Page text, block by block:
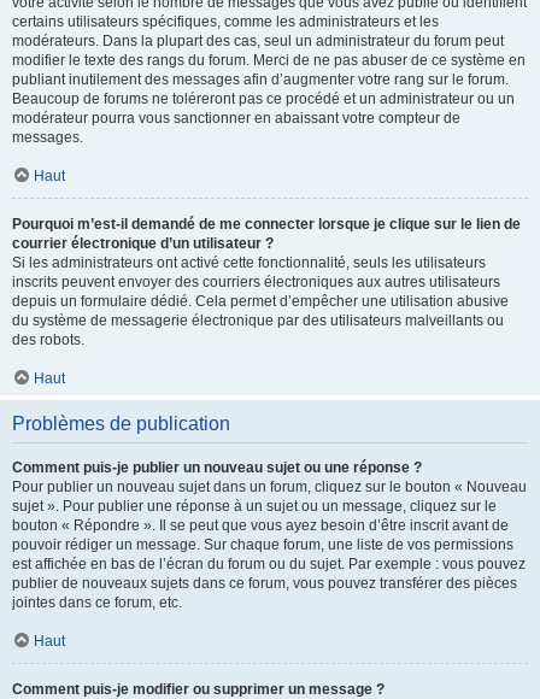
certains utilisateurs spécifiques, comme les administrateurs et les
modérateurs. Dans la plupart des cas, seul un administrateur du forum peut
modifier le texte des rangs du forum. Merci de ne pas abuser de ce système en
publiant inutilement des messages afin d’augmenter votre rang sur le forum.
Beaucoup de forums ne toléreront pas ce procédé et un administrateur ou un
modérateur pourra vous sanctionner en abaissant votre compteur de
messages.
Haut
Pourquoi m’est-il demandé de me connecter lorsque je clique sur le lien de
courrier électronique d’un utilisateur ?
Si les administrateurs ont activé cette fonctionnalité, seuls les utilisateurs
inscrits peuvent envoyer des courriers électroniques aux autres utilisateurs
depuis un formulaire dédié. Cela permet d’empêcher une utilisation abusive
du système de messagerie électronique par des utilisateurs malveillants ou
des robots.
Haut
Problèmes de publication
Comment puis-je publier un nouveau sujet ou une réponse ?
Pour publier un nouveau sujet dans un forum, cliquez sur le bouton « Nouveau
sujet ». Pour publier une réponse à un sujet ou un message, cliquez sur le
bouton « Répondre ». Il se peut que vous ayez besoin d’être inscrit avant de
pouvoir rédiger un message. Sur chaque forum, une liste de vos permissions
est affichée en bas de l’écran du forum ou du sujet. Par exemple : vous pouvez
publier de nouveaux sujets dans ce forum, vous pouvez transférer des pièces
jointes dans ce forum, etc.
Haut
Comment puis-je modifier ou supprimer un message ?